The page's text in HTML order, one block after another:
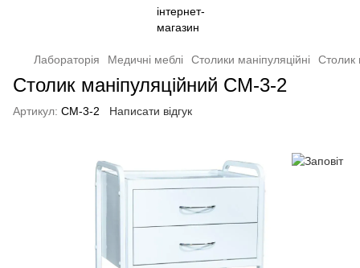
Лабораторія Медичні меблі Столики маніпуляційні Столик
Столик маніпуляційний СМ-3-2
Артикул: СМ-3-2 Написати відгук